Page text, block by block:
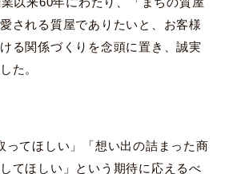
される質屋でありたいと、お客様
る関係づくりを念頭に置き、誠実
た。
ってほしい」「想い出の詰まった商
てほしい」という期待に応えるべ